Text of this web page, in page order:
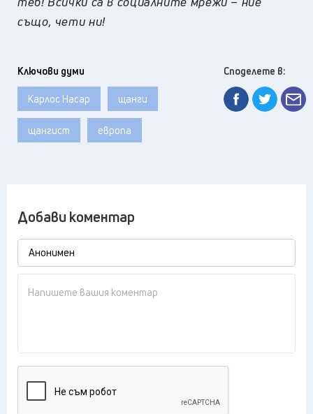
също, чети ни!
Ключови думи
Карлос Насар щанги
щангист европа
Споделете в:
Добави коментар